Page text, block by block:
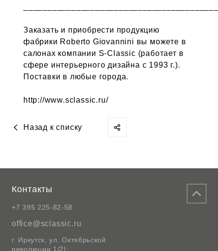
Заказать и приобрести продукцию
фабрики Roberto Giovannini вы можете в
салонах компании S-Classic (работает в
сфере интерьерного дизайна с 1993 г.).
Поставки в любые города.
http://www.sclassic.ru/
Назад к списку
Контакты
+7 395 225-82-58
office@sclassic.ru
г. Иркутск, ул. Октябрьской
революции 1/2|;